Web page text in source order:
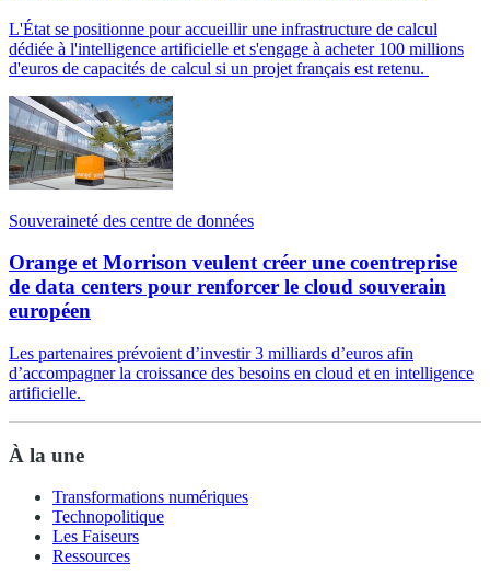
L'État se positionne pour accueillir une infrastructure de calcul
dédiée à l'intelligence artificielle et s'engage à acheter 100 millions
d'euros de capacités de calcul si un projet français est retenu.
Souveraineté des centre de données
Orange et Morrison veulent créer une coentreprise
de data centers pour renforcer le cloud souverain
européen
Les partenaires prévoient d’investir 3 milliards d’euros afin
d’accompagner la croissance des besoins en cloud et en intelligence
artificielle.
À la une
Transformations numériques
Technopolitique
Les Faiseurs
Ressources